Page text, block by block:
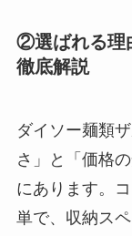
②選ばれる理
徹底解説
ダイソー麺類
さ」と「価格
にあります。
単で、収納ス